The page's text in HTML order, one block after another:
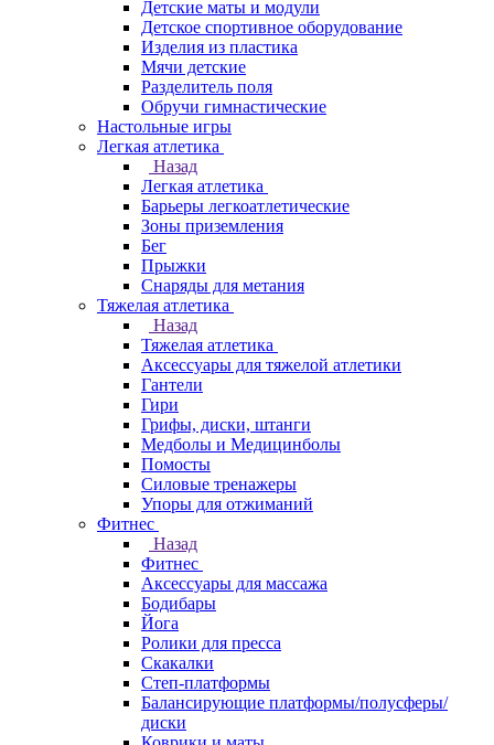
Детские маты и модули
Детское спортивное оборудование
Изделия из пластика
Мячи детские
Разделитель поля
Обручи гимнастические
Настольные игры
Легкая атлетика
Назад
Легкая атлетика
Барьеры легкоатлетические
Зоны приземления
Бег
Прыжки
Снаряды для метания
Тяжелая атлетика
Назад
Тяжелая атлетика
Аксессуары для тяжелой атлетики
Гантели
Гири
Грифы, диски, штанги
Медболы и Медицинболы
Помосты
Силовые тренажеры
Упоры для отжиманий
Фитнес
Назад
Фитнес
Аксессуары для массажа
Бодибары
Йога
Ролики для пресса
Скакалки
Степ-платформы
Балансирующие платформы/полусферы/
диски